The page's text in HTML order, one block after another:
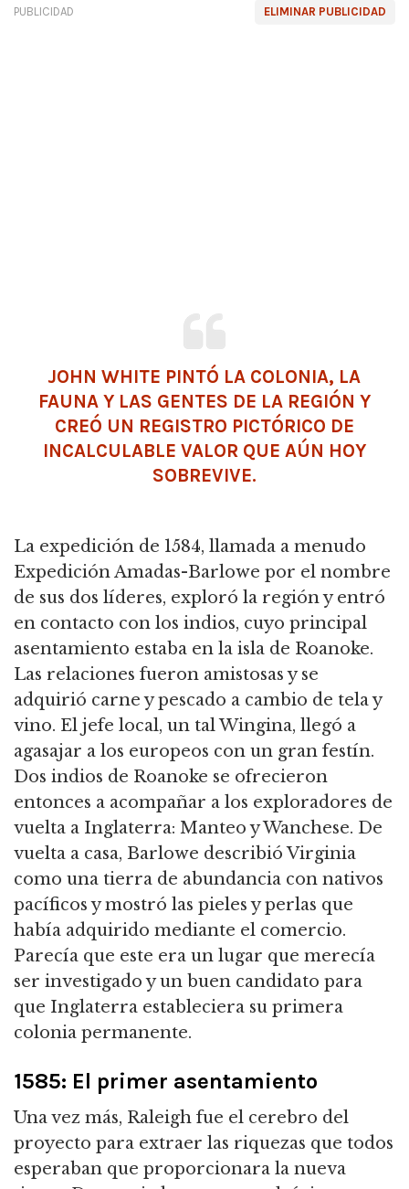
ELIMINAR PUBLICIDAD
PUBLICIDAD
JOHN WHITE PINTÓ LA COLONIA, LA
FAUNA Y LAS GENTES DE LA REGIÓN Y
CREÓ UN REGISTRO PICTÓRICO DE
INCALCULABLE VALOR QUE AÚN HOY
SOBREVIVE.
La expedición de 1584, llamada a menudo
Expedición Amadas-Barlowe por el nombre
de sus dos líderes, exploró la región y entró
en contacto con los indios, cuyo principal
asentamiento estaba en la isla de Roanoke.
Las relaciones fueron amistosas y se
adquirió carne y pescado a cambio de tela y
vino. El jefe local, un tal Wingina, llegó a
agasajar a los europeos con un gran festín.
Dos indios de Roanoke se ofrecieron
entonces a acompañar a los exploradores de
vuelta a Inglaterra: Manteo y Wanchese. De
vuelta a casa, Barlowe describió Virginia
como una tierra de abundancia con nativos
pacíficos y mostró las pieles y perlas que
había adquirido mediante el comercio.
Parecía que este era un lugar que merecía
ser investigado y un buen candidato para
que Inglaterra estableciera su primera
colonia permanente.
1585: El primer asentamiento
Una vez más, Raleigh fue el cerebro del
proyecto para extraer las riquezas que todos
esperaban que proporcionara la nueva